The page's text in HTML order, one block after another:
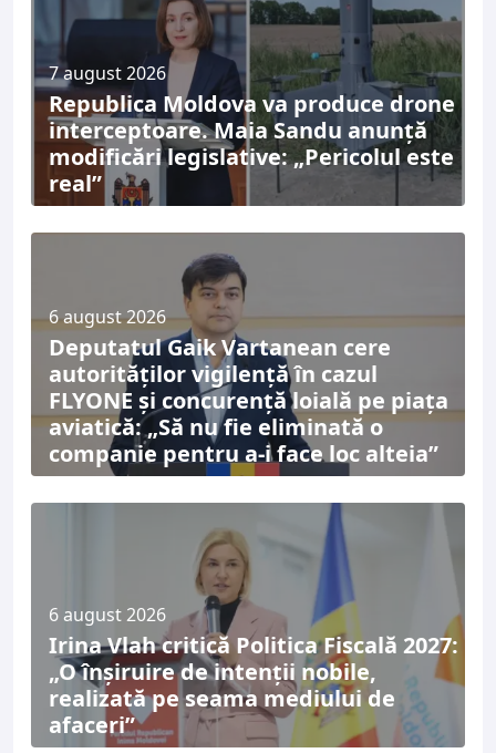
7 august 2026
Republica Moldova va produce drone
interceptoare. Maia Sandu anunță
modificări legislative: „Pericolul este
real”
6 august 2026
Deputatul Gaik Vartanean cere
autorităților vigilență în cazul
FLYONE și concurență loială pe piața
aviatică: „Să nu fie eliminată o
companie pentru a-i face loc alteia”
6 august 2026
Irina Vlah critică Politica Fiscală 2027:
„O înșiruire de intenții nobile,
realizată pe seama mediului de
afaceri”